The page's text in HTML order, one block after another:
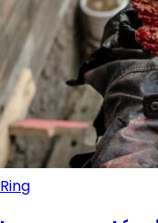
Ring